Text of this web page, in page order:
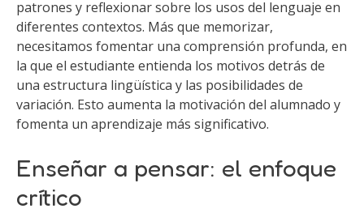
patrones y reflexionar sobre los usos del lenguaje en
diferentes contextos. Más que memorizar,
necesitamos fomentar una comprensión profunda, en
la que el estudiante entienda los motivos detrás de
una estructura lingüística y las posibilidades de
variación. Esto aumenta la motivación del alumnado y
fomenta un aprendizaje más significativo.
Enseñar a pensar: el enfoque
crítico